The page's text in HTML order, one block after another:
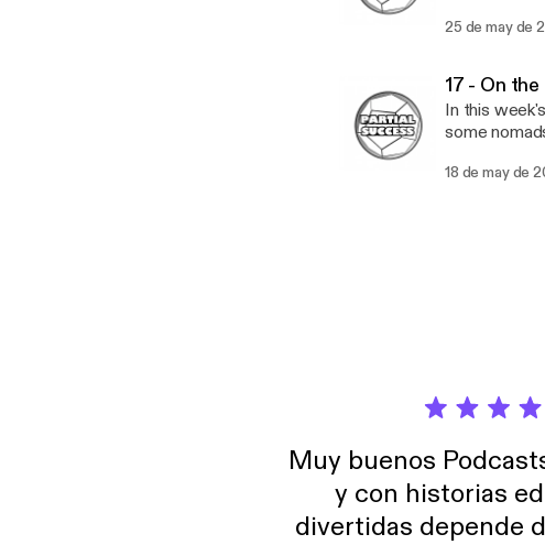
25 de may de
17 - On
In this
some
18 de may de
Muy buenos
y con historias
divertidas depende